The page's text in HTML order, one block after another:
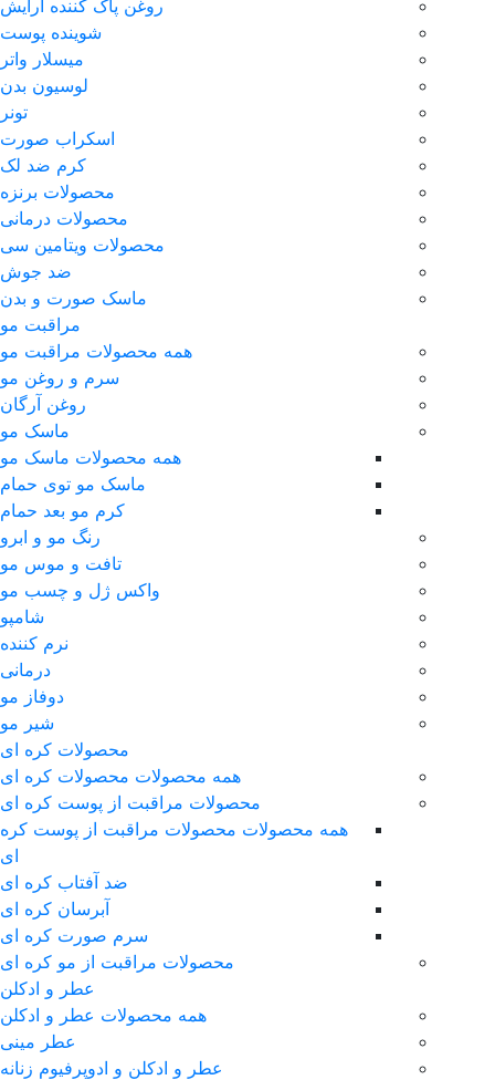
روغن پاک کننده آرایش
شوینده پوست
میسلار واتر
لوسیون بدن
تونر
اسکراب صورت
کرم ضد لک
محصولات برنزه
محصولات درمانی
محصولات ویتامین سی
ضد جوش
ماسک صورت و بدن
مراقبت مو
همه محصولات مراقبت مو
سرم و روغن مو
روغن آرگان
ماسک مو
همه محصولات ماسک مو
ماسک مو توی حمام
کرم مو بعد حمام
رنگ مو و ابرو
تافت و موس مو
واکس ژل و چسب مو
شامپو
نرم کننده
درمانی
دوفاز مو
شیر مو
محصولات کره ای
همه محصولات محصولات کره ای
محصولات مراقبت از پوست کره ای
همه محصولات محصولات مراقبت از پوست کره
ای
ضد آفتاب کره ای
آبرسان کره ای
سرم صورت کره ای
محصولات مراقبت از مو کره ای
عطر و ادکلن
همه محصولات عطر و ادکلن
عطر مینی
عطر و ادکلن و ادوپرفیوم زنانه